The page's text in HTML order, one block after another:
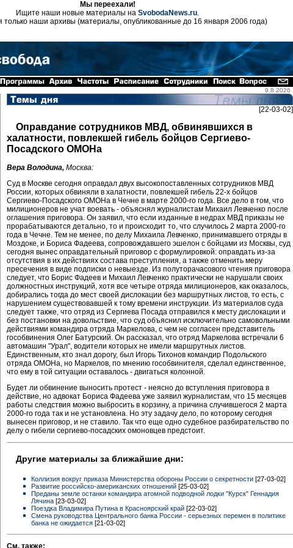
Мы переехали!
Ищите наши новые материалы на SvobodaNews.ru.
только наши архивы (материалы, опубликованные до 16 января 2006 года)
9.8.2026
[22-03-02]
Оправдание сотрудников МВД, обвинявшихся в
халатности, повлекшей гибель бойцов Сергиево-
Посадского ОМОНа
Вера Володина, Москва:
Суд в Москве сегодня оправдал двух высокопоставленных сотрудников МВД
России, которых обвиняли в халатности, повлекшей гибель 22-х бойцов
Сергиево-Посадского ОМОНа в Чечне в марте 2000-го года. Все дело в том, что
милиционеров не учат воевать - объяснял журналистам Михаил Левченко после
оглашения приговора. Он заявил, что если изданные в недрах МВД приказы не
прорабатываются детально, то и происходит то, что случилось 2 марта 2000-го
года в Чечне. Тем не менее, по делу Михаила Левченко, принимавшего отряды в
Моздоке, и Бориса Фадеева, сопровождавшего эшелон с бойцами из Москвы, суд
сегодня вынес оправдательный приговор с формулировкой: оправдать из-за
отсутствия в их действиях состава преступления, а также отменить меру
пресечения в виде подписки о невыезде. Из полуторачасового чтения приговора
следует, что Борис Фадеев и Михаил Левченко практически не нарушали своих
должностных инструкций, хотя все четыре отряда милиционеров, как оказалось,
добирались тогда до мест своей дислокации без маршрутных листов, то есть, с
нарушением существовавшей к тому времени инструкции. Из материалов суда
следует также, что отряд из Сергиева Посада отправился к месту дислокации и
без постановки на довольствие, что суд объяснил исключительно самовольными
действиями командира отряда Маркелова, с чем не согласен представитель
гособвинения Олег Батурский. Он рассказал, что отряд Маркелова встречали 6
автомашин "Урал", водители которых не имели маршрутных листов.
Единственным, кто знал дорогу, был Игорь Тихонов командир Подольского
отряда ОМОНа, но Маркелов, по мнению гособвинителя, сделал единственное,
что ему в той ситуации оставалось - двигаться колонной.
Будет ли обвинение выносить протест - неясно до вступления приговора в
действие, но адвокат Бориса Фадеева уже заявил журналистам, что 15 месяцев
работы следствия можно выбросить в корзину, а причина случившегося 2 марта
2000-го года так и не установлена. Но эту задачу дело, по которому сегодня
вынесен приговор, и не ставило. Так что еще одно судебное разбирательство по
делу о гибели сергиево-посадских омоновцев предстоит.
Другие материалы за ближайшие дни:
Коллизия вокруг приказа Министерства обороны России о секретности [27-03-02]
Развитие российско-американских отношений [25-03-02]
Преданы земле останки командира атомной подводной лодки "Курск" Геннадия
Лячина [23-03-02]
Поездка Владимира Путина в Красноярский край [22-03-02]
Смена руководства Центрального банка России - серьезных перемен в политике
банка не ожидается [21-03-02]
См. также: